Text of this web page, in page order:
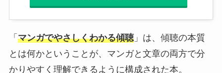
「 マンガでやさしくわかる傾聴」は、傾聴の本質
とは何かということが、マンガと文章の両方で分
かりやすく理解できるように構成された本。